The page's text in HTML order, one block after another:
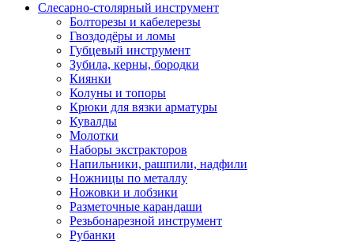
Слесарно-столярный инструмент
Болторезы и кабелерезы
Гвоздодёры и ломы
Губцевый инструмент
Зубила, керны, бородки
Киянки
Колуны и топоры
Крюки для вязки арматуры
Кувалды
Молотки
Наборы экстракторов
Напильники, рашпили, надфили
Ножницы по металлу
Ножовки и лобзики
Разметочные карандаши
Резьбонарезной инструмент
Рубанки